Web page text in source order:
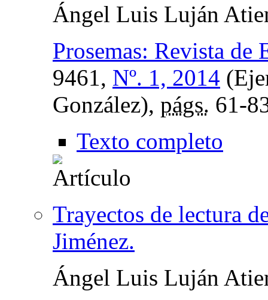
Ángel Luis Luján
Prosemas: Revista de
9461, Nº. 1, 2014
González), págs. 61-
Texto completo
Trayectos de lectura
Jiménez.
Ángel Luis Luján